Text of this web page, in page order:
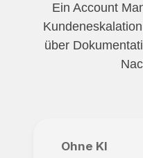
Ein Account
über
Ohne KI